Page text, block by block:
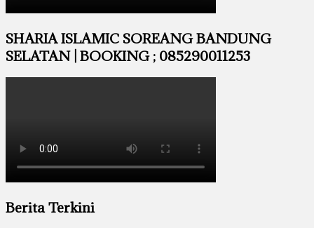
SHARIA ISLAMIC SOREANG BANDUNG
SELATAN | BOOKING ; 085290011253
Berita Terkini